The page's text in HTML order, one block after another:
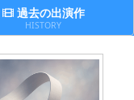
過去の出演作
HISTORY